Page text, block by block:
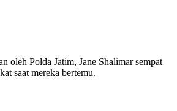
oleh Polda Jatim, Jane Shalimar sempat
saat mereka bertemu.